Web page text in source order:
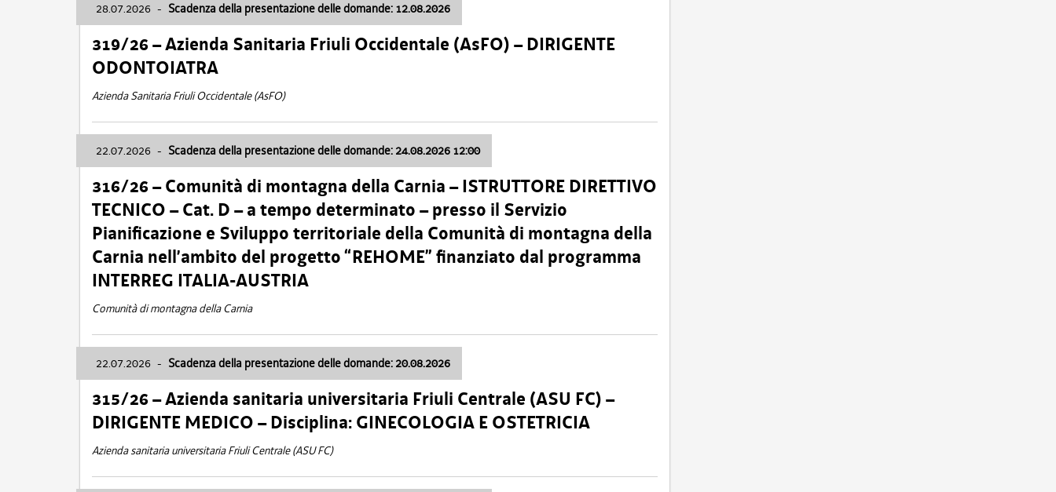
28.07.2026 - Scadenza della presentazione delle domande: 12.08.2026
319/26 – Azienda Sanitaria Friuli Occidentale (AsFO) – DIRIGENTE
ODONTOIATRA
Azienda Sanitaria Friuli Occidentale (AsFO)
22.07.2026 - Scadenza della presentazione delle domande: 24.08.2026 12:00
316/26 – Comunità di montagna della Carnia – ISTRUTTORE DIRETTIVO
TECNICO – Cat. D – a tempo determinato – presso il Servizio
Pianificazione e Sviluppo territoriale della Comunità di montagna della
Carnia nell’ambito del progetto “REHOME” finanziato dal programma
INTERREG ITALIA-AUSTRIA
Comunità di montagna della Carnia
22.07.2026 - Scadenza della presentazione delle domande: 20.08.2026
315/26 – Azienda sanitaria universitaria Friuli Centrale (ASU FC) –
DIRIGENTE MEDICO – Disciplina: GINECOLOGIA E OSTETRICIA
Azienda sanitaria universitaria Friuli Centrale (ASU FC)